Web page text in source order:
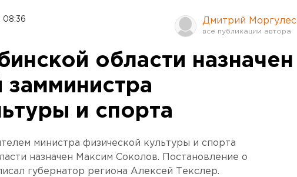
08:36 Дмитрий Моргулес
области назначен
замминистра
и спорта
министра физической культуры и спорта
назначен Максим Соколов. Постановление о
губернатор региона Алексей Текслер.